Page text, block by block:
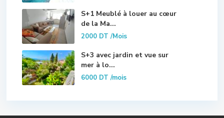
S+1 Meublé à louer au cœur
de la Ma...
2000 DT/Mois
S+3 avec jardin et vue sur
mer à lo...
6000 DT/mois